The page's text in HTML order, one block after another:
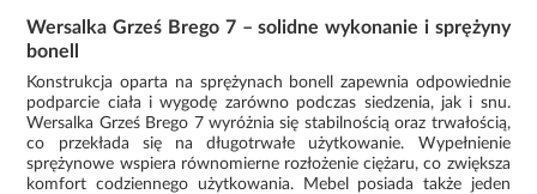
Wersalka Grześ Brego 7 – solidne wykonanie i sprężyny
bonell
Konstrukcja oparta na sprężynach bonell zapewnia odpowiednie
podparcie ciała i wygodę zarówno podczas siedzenia, jak i snu.
Wersalka Grześ Brego 7 wyróżnia się stabilnością oraz trwałością,
co przekłada się na długotrwałe użytkowanie. Wypełnienie
sprężynowe wspiera równomierne rozłożenie ciężaru, co zwiększa
komfort codziennego użytkowania. Mebel posiada także jeden